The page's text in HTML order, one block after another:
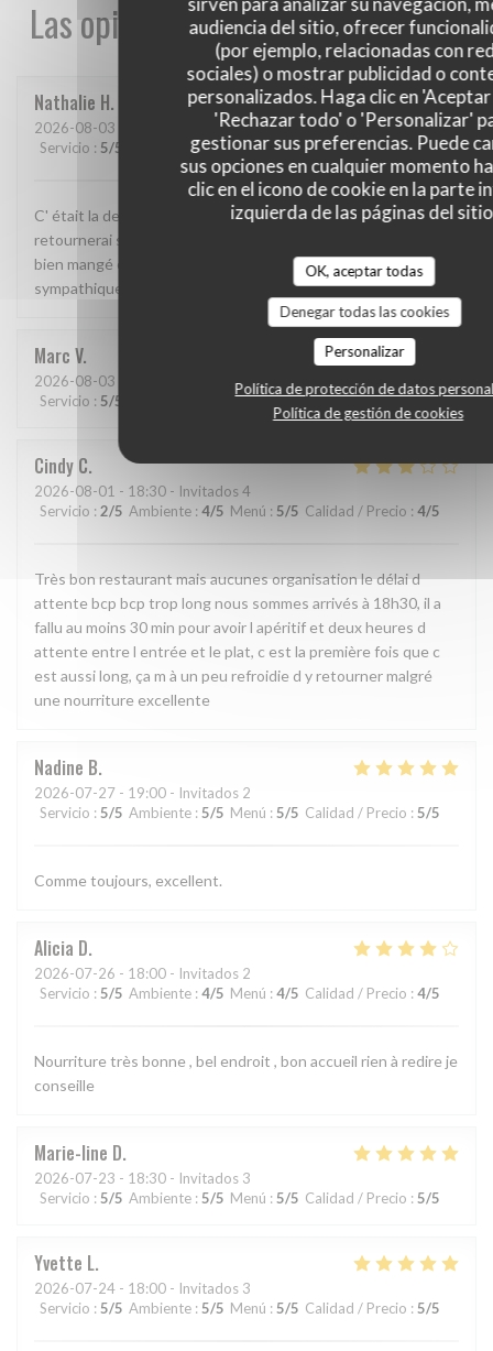
audiencia del sitio, ofrecer
(por ejemplo, relacionadas con
sociales) o mostrar publicidad o
personalizados. Haga clic en
'Rechazar todo' o 'Personalizar'
gestionar sus preferencias. Puede
sus opciones en cualquier momento
clic en el icono de cookie en la parte
izquierda de las páginas del
OK, aceptar todas
Denegar todas las cookies
Personalizar
Política de protección de datos
Política de gestión de cookies
Las opiniones de nuestros clientes
Nathalie H
2026-08-03 - 19:15 - Invitados 2
Servicio : 5/5 Ambiente:5/5 Menú: 5/5 Calidad / Precio: 5/5
C' était la deuxième fois que nous y allions manger et j' y
retournerai sans hésitation. Cadre magnifique, j' y ai super
bien mangé et le patron( je suppose que c était lui) très
sympathique.
Marc V
2026-08-03 - 19:30 - Invitados 2
Servicio : 5/5 Menú:5/5 Calidad / Precio:5/5
Cindy C
2026-08-01 - 18:30 - Invitados 4
Servicio : 2/5 Ambiente : 4/5 Menú : 5/5 Calidad / Precio : 4/5
Très bon restaurant mais aucunes organisation le délai d
attente bcp bcp trop long nous sommes arrivés à 18h30, il a
fallu au moins 30 min pour avoir l apéritif et deux heures d
attente entre l entrée et le plat, c est la première fois que c
est aussi long, ça m à un peu refroidie d y retourner malgré
une nourriture excellente
Nadine B
2026-07-27 - 19:00 - Invitados 2
Servicio : 5/5 Ambiente : 5/5 Menú : 5/5 Calidad / Precio : 5/5
Comme toujours, excellent.
Alicia D
2026-07-26 - 18:00 - Invitados 2
Servicio : 5/5 Ambiente : 4/5 Menú : 4/5 Calidad / Precio : 4/5
Nourriture très bonne , bel endroit , bon accueil rien à redire je
conseille
Marie-line D
2026-07-23 - 18:30 - Invitados 3
Servicio : 5/5 Ambiente : 5/5 Menú : 5/5 Calidad / Precio : 5/5
Yvette L
2026-07-24 - 18:00 - Invitados 3
Servicio : 5/5 Ambiente : 5/5 Menú : 5/5 Calidad / Precio : 5/5